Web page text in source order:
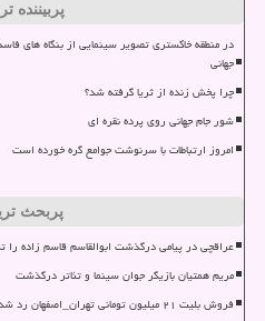
پربیننده
در منطقه خاکستری تصویر سینمایی از بنگاه های
جهانی
چرا پخش زنده از ثریا گرفته شد؟
شور جام جهانی روی پرده نقره ای
امروز ارتباطات با سرنوشت جوامع گره خورده است
پربحث
عراقچی در پیامی درگذشت ابوالقاسم قاسم زاده
مریم همتیان بازیگر جوان سینما و تئاتر درگذشت
فروش بلیت ۲۱ میلیون تومانی تهران_اصفهان رد شد